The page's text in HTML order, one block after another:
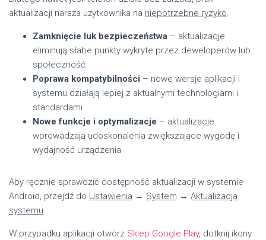
aktualizacji naraża użytkownika na niepotrzebne ryzyko.
Zamknięcie luk bezpieczeństwa – aktualizacje
eliminują słabe punkty wykryte przez deweloperów lub
społeczność
Poprawa kompatybilności – nowe wersje aplikacji i
systemu działają lepiej z aktualnymi technologiami i
standardami
Nowe funkcje i optymalizacje – aktualizacje
wprowadzają udoskonalenia zwiększające wygodę i
wydajność urządzenia
Aby ręcznie sprawdzić dostępność aktualizacji w systemie
Android, przejdź do Ustawienia → System → Aktualizacja
systemu.
W przypadku aplikacji otwórz Sklep Google Play, dotknij ikony